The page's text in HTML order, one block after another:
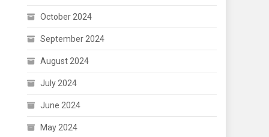
October 2024
September 2024
August 2024
July 2024
June 2024
May 2024